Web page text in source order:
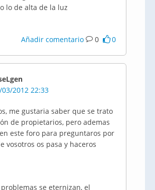
lo de alta de la luz
Añadir comentario 0 0
03/2012 22:33
me gustaria saber que se trato
de propietarios, pero ademas
este foro para preguntaros por
vosotros os pasa y haceros
problemas se eternizan, el